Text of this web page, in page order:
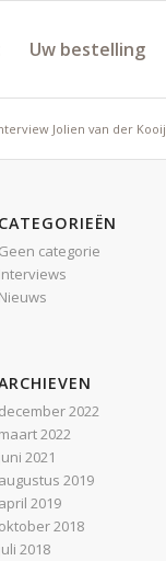
Uw bestelling
Jolien van der Kooij
CATEGORIEËN
Geen categorie
Interviews
Nieuws
december 2022
maart 2022
juni 2021
augustus 2019
april 2019
oktober 2018
juli 2018